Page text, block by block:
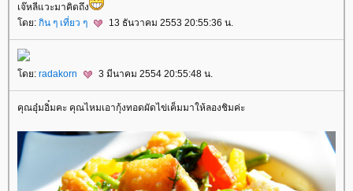
เจ๊หลีแวะมาคิดถึง
ดย: กิน ๆ เที่ยว ๆ 13 ธันวาคม 2553 20:55:36 น.
ดย: radakorn 3 มีนาคม 2554 20:55:48 น.
คุณอุ๋มอิ๋มคะ คุณไหมเอากุ้งทอดผัดไข่เค็มมาให้ลองชิมค่ะ